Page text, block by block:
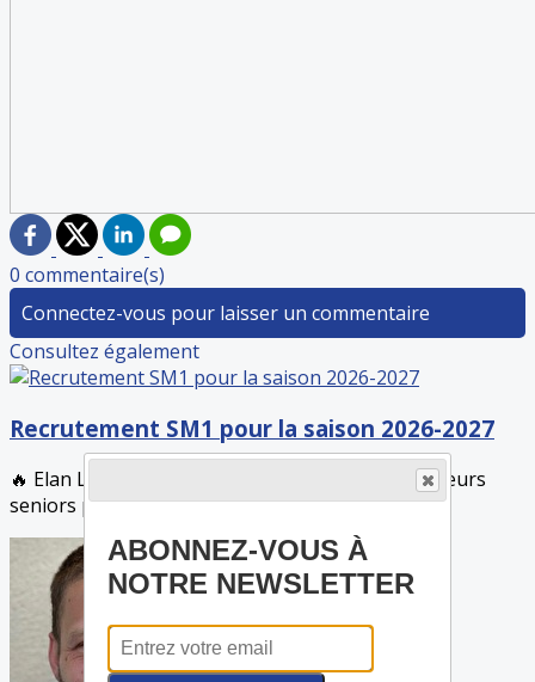
0 commentaire(s)
Connectez-vous pour laisser un commentaire
Consultez également
Recrutement SM1 pour la saison 2026-2027
🔥 Elan Lagny Basket recherche de nouveaux joueurs
seniors pour compléter son effectif et...
ABONNEZ-VOUS À
NOTRE NEWSLETTER